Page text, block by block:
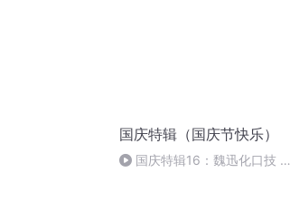
国庆特辑（国庆节快乐）
国庆特辑16：魏迅化口技 二